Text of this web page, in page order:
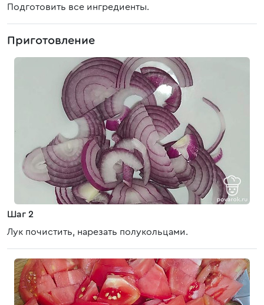
Подготовить все ингредиенты.
Приготовление
Шаг 2
Лук почистить, нарезать полукольцами.